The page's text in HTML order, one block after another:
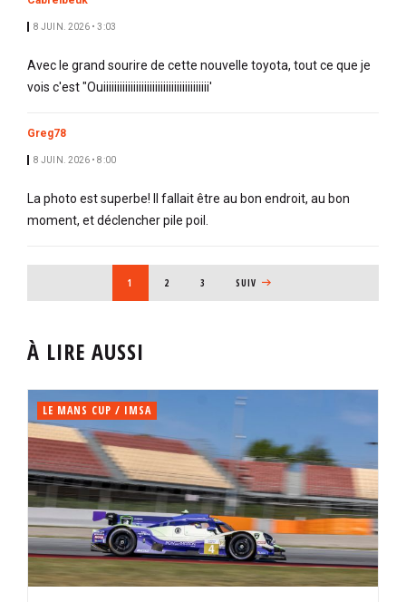
8 JUIN. 2026 • 3:03
Avec le grand sourire de cette nouvelle toyota, tout ce que je
vois c'est "Ouiiiiiiiiiiiiiiiiiiiiiiiiiiiiiiiiiiiiiii'
Greg78
8 JUIN. 2026 • 8:00
La photo est superbe! Il fallait être au bon endroit, au bon
moment, et déclencher pile poil.
PAGE COURANTE
1 PAGE
2 PAGE
3 PAGE SUIVANTE
SUIV
À LIRE AUSSI
LE MANS CUP / IMSA